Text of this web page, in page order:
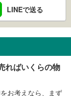
LINEで送る
ればいくらの物
お考えなら、まず